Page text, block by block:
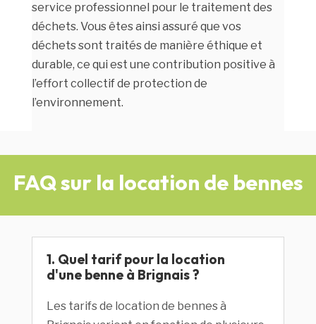
service professionnel pour le traitement des
déchets. Vous êtes ainsi assuré que vos
déchets sont traités de manière éthique et
durable, ce qui est une contribution positive à
l’effort collectif de protection de
l’environnement.
FAQ sur la location de bennes
1. Quel tarif pour la location
d'une benne à Brignais ?
Les tarifs de location de bennes à